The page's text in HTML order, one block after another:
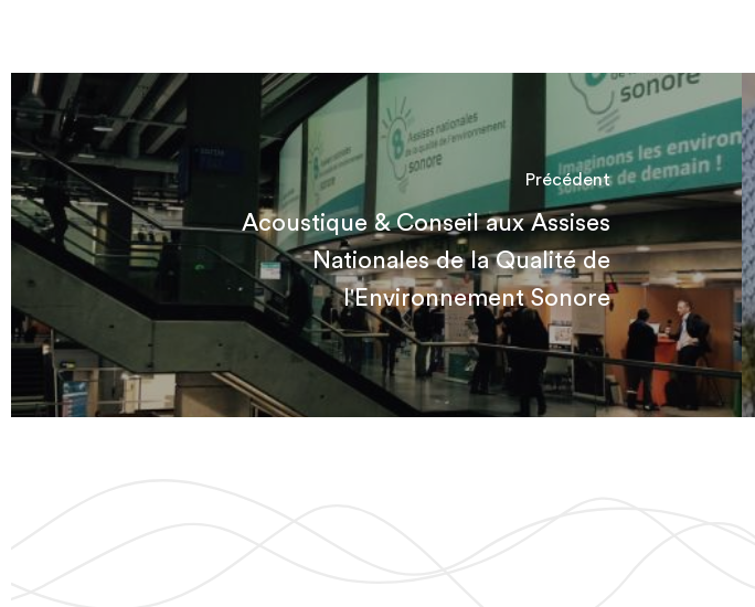
Précédent
Acoustique & Conseil aux Assises
Nationales de la Qualité de
l'Environnement Sonore